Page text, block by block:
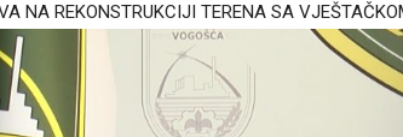
NA REKONSTRUKCIJI TERENA SA